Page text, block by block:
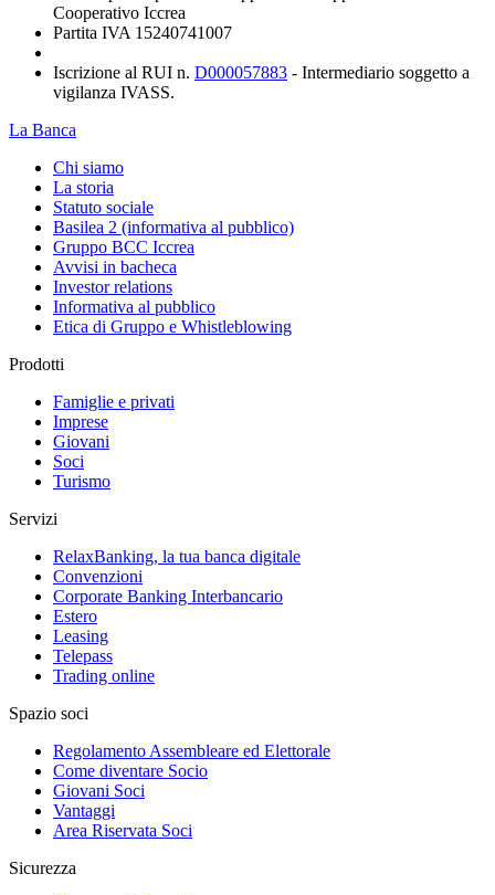
Cooperativo Iccrea
Partita IVA 15240741007
Iscrizione al RUI n. D000057883 - Intermediario soggetto a
vigilanza IVASS.
La Banca
Chi siamo
La storia
Statuto sociale
Basilea 2 (informativa al pubblico)
Gruppo BCC Iccrea
Avvisi in bacheca
Investor relations
Informativa al pubblico
Etica di Gruppo e Whistleblowing
Prodotti
Famiglie e privati
Imprese
Giovani
Soci
Turismo
Servizi
RelaxBanking, la tua banca digitale
Convenzioni
Corporate Banking Interbancario
Estero
Leasing
Telepass
Trading online
Spazio soci
Regolamento Assembleare ed Elettorale
Come diventare Socio
Giovani Soci
Vantaggi
Area Riservata Soci
Sicurezza